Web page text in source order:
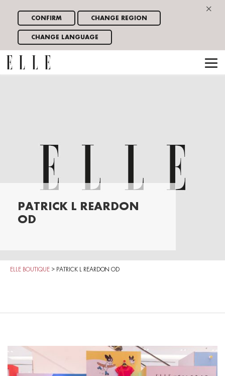
×
CONFIRM CHANGE REGION
CHANGE LANGUAGE
PATRICK L REARDON
OD
ELLE BOUTIQUE > PATRICK L REARDON OD